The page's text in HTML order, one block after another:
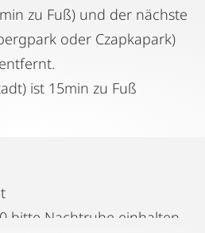
zu Fuß) und der nächste
oder Czapkapark)
ist 15min zu Fuß
bitte Nachtruhe einhalten